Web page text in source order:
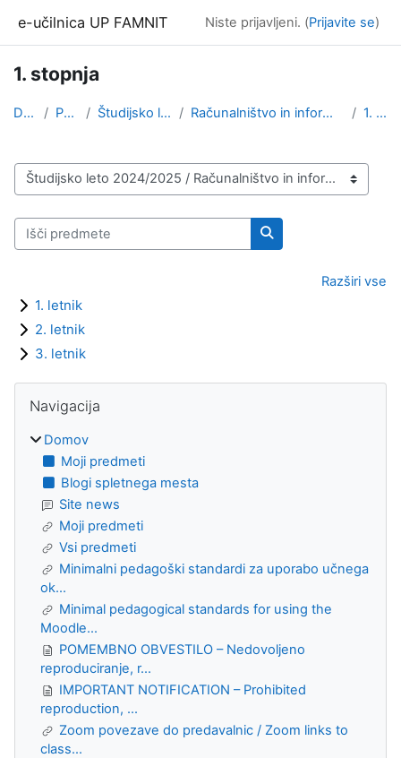
e-učilnica UP FAMNIT Niste prijavljeni. (Prijavite se)
1. stopnja
Domov Predmeti Študijsko leto 2024/2025 Računalništvo in informatika (1. stopnja, 2. stopn... 1. stopnja
Kategorije predmetov
Išči predmete
Išči predmete
Razširi vse
1. letnik
2. letnik
3. letnik
Bloki
Navigacija
Domov
Moji predmeti
Blogi spletnega mesta
Site news
Moji predmeti
Vsi predmeti
Minimalni pedagoški standardi za uporabo učnega
ok...
Minimal pedagogical standards for using the
Moodle...
POMEMBNO OBVESTILO – Nedovoljeno
reproduciranje, r...
IMPORTANT NOTIFICATION – Prohibited
reproduction, ...
Zoom povezave do predavalnic / Zoom links to
class...